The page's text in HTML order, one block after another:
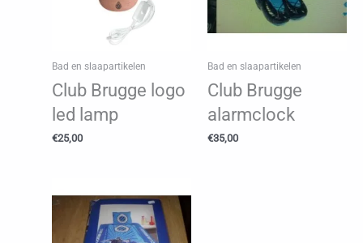
Bad en slaapartikelen
Club Brugge logo
led lamp
€25,00
Bad en slaapartikelen
Club Brugge
alarmclock
€35,00